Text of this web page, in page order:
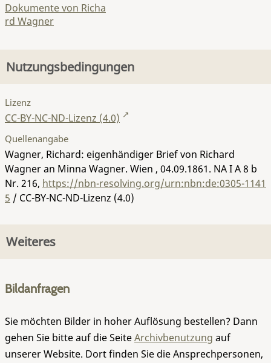
Dokumente von Richa
rd Wagner
Nutzungsbedingungen
Lizenz
CC-BY-NC-ND-Lizenz (4.0)
Quellenangabe
Wagner, Richard: eigenhändiger Brief von Richard
Wagner an Minna Wagner. Wien , 04.09.1861. NA I A 8 b
Nr. 216, https://nbn-resolving.org/urn:nbn:de:0305-1141
5 / CC-BY-NC-ND-Lizenz (4.0)
Weiteres
Bildanfragen
Sie möchten Bilder in hoher Auflösung bestellen? Dann
gehen Sie bitte auf die SeiteArchivbenutzung auf
unserer Website. Dort finden Sie die Ansprechpersonen,